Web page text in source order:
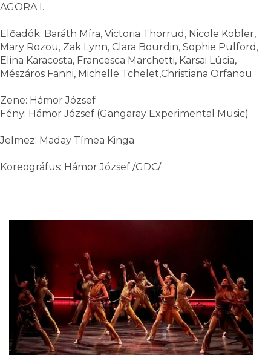
AGORA I.
Előadók: Baráth Míra, Victoria Thorrud, Nicole Kobler,
Mary Rozou, Zak Lynn, Clara Bourdin, Sophie Pulford,
Elina Karacosta, Francesca Marchetti, Karsai Lúcia,
Mészáros Fanni, Michelle Tchelet,Christiana Orfanou
Zene: Hámor József
Fény: Hámor József (Gangaray Experimental Music)
Jelmez: Maday Tímea Kinga
Koreográfus: Hámor József /GDC/